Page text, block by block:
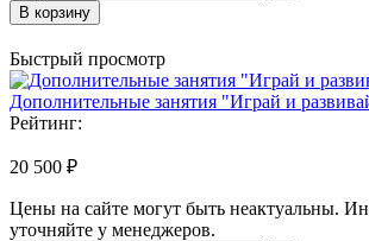
В корзину
Быстрый просмотр
Дополнительные занятия "Играй и
Рейтинг:
20 500 ₽
Цены на сайте могут быть неактуальны.
уточняйте у менеджеров.